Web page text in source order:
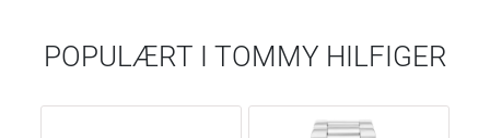
POPULÆRT I TOMMY HILFIGER